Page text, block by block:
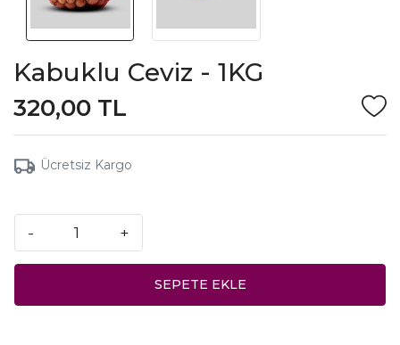
Kabuklu Ceviz - 1KG
320,00 TL
Ücretsiz Kargo
- +
SEPETE EKLE